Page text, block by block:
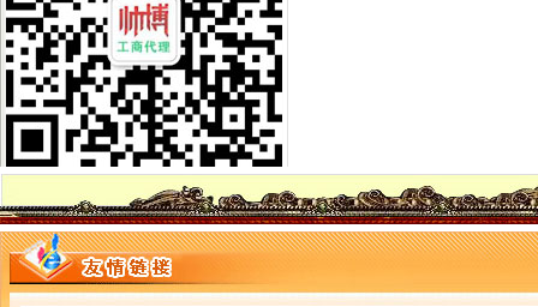
涪陵局认真贯彻落实“规范收费执法行为的一元注册公司紧急通知”精神
奉节县工商局一元注册公司流程抓好五项工作促红盾护农
璧山局“青年文明号”免费注册公司上街向市民宣传法律法规
北碚局三项措施强化“两会”1元注册公司期间信访稳定工作
沙坪坝局开展“五学”一元注册公司流程进一步贯彻新《公司法》和《公司登记
商标处积极帮助诗仙太白酒厂做好“盛世唐朝”一元注册公司商标纠纷解决工作
南岸局免费注册公司有力推进人事信息化建设试点工作
市局积极营造反腐倡廉“大宣教”免费注册公司工作格局
永川局“四加强四到位”重庆一元注册公司开展出版物市场专项整治工作成效明显
铜梁局重庆免费注册公司迅速做好年检准备工作
渝北局一元注册公司流程制定八条措施加强食品安全监管
高新园局落实四项制度强化中介市如何一元钱办公司场监管